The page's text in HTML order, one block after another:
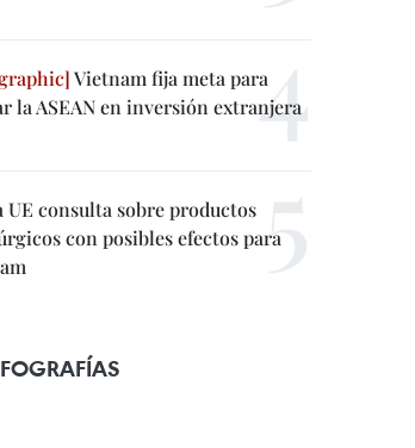
Vietnam fija meta para
la ASEAN en inversión extranjera
consulta sobre productos
con posibles efectos para